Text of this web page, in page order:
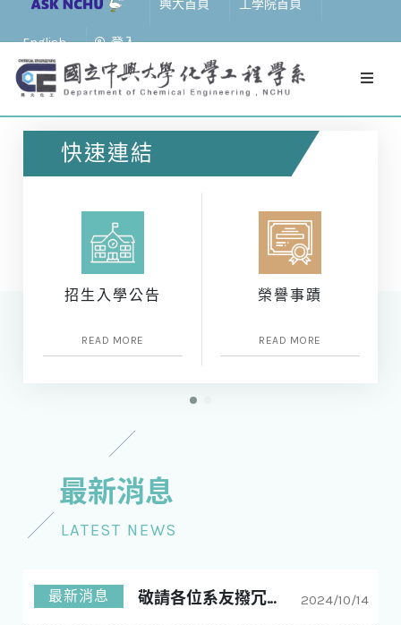
興大首頁 工學院首頁
English 登入
快速連結
招生入學公告
READ MORE
榮譽事蹟
READ MORE
最新消息
LATEST NEWS
最新消息 敬請各位系友撥冗回答問卷 2024/10/14